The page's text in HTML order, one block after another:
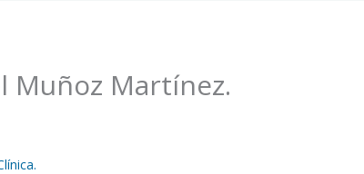
Muñoz Martínez.